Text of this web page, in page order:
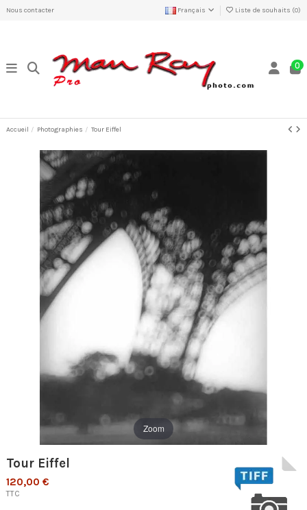
Nous contacter Français Liste de souhaits (0)
0
Accueil Photographies Tour Eiffel
Zoom
Tour Eiffel
120,00 €
TTC